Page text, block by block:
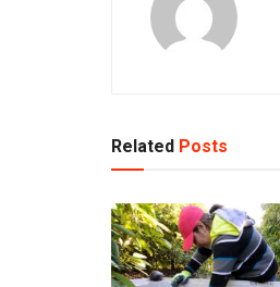
Related Posts